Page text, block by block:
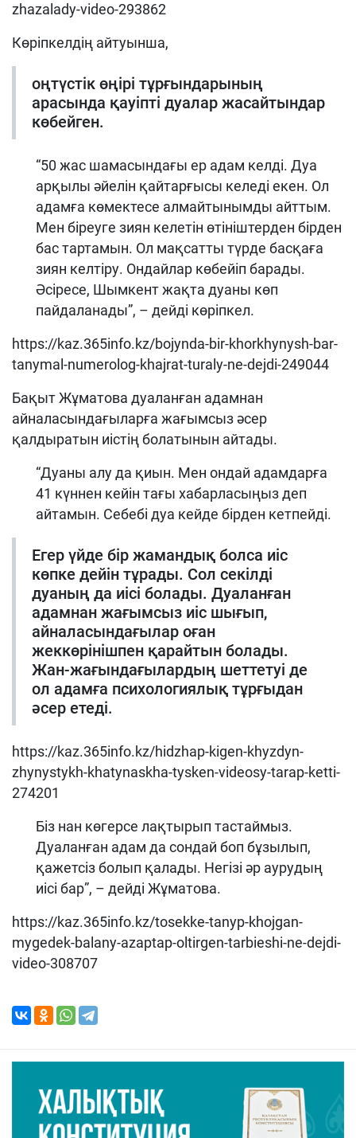
zhazalady-video-293862
Көріпкелдің айтуынша,
оңтүстік өңірі тұрғындарының
арасында қауіпті дуалар жасайтындар
көбейген.
“50 жас шамасындағы ер адам келді. Дуа
арқылы әйелін қайтарғысы келеді екен. Ол
адамға көмектесе алмайтынымды айттым.
Мен біреуге зиян келетін өтініштерден бірден
бас тартамын. Ол мақсатты түрде басқаға
зиян келтіру. Ондайлар көбейіп барады.
Әсіресе, Шымкент жақта дуаны көп
пайдаланады”, – дейді көріпкел.
https://kaz.365info.kz/bojynda-bir-khorkhynysh-bar-
tanymal-numerolog-khajrat-turaly-ne-dejdi-249044
Бақыт Жұматова дуаланған адамнан
айналасындағыларға жағымсыз әсер
қалдыратын иістің болатынын айтады.
“Дуаны алу да қиын. Мен ондай адамдарға
41 күннен кейін тағы хабарласыңыз деп
айтамын. Себебі дуа кейде бірден кетпейді.
Егер үйде бір жамандық болса иіс
көпке дейін тұрады. Сол секілді
дуаның да иісі болады. Дуаланған
адамнан жағымсыз иіс шығып,
айналасындағылар оған
жеккөрінішпен қарайтын болады.
Жан-жағындағылардың шеттетуі де
ол адамға психологиялық тұрғыдан
әсер етеді.
https://kaz.365info.kz/hidzhap-kigen-khyzdyn-
zhynystykh-khatynaskha-tysken-videosy-tarap-ketti-
274201
Біз нан көгерсе лақтырып тастаймыз.
Дуаланған адам да сондай боп бұзылып,
қажетсіз болып қалады. Негізі әр аурудың
иісі бар”, – дейді Жұматова.
https://kaz.365info.kz/tosekke-tanyp-khojgan-
mygedek-balany-azaptap-oltirgen-tarbieshi-ne-dejdi-
video-308707